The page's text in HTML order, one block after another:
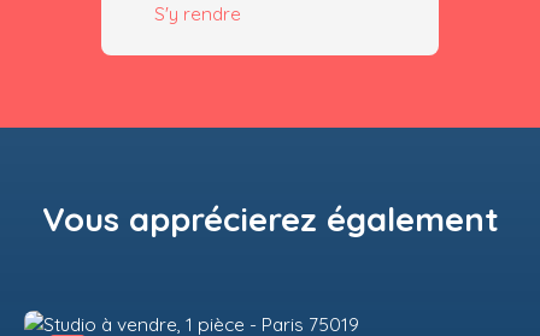
S'y rendre
Vous apprécierez également